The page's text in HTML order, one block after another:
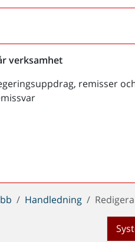
verksamhet
remisser
Handledning